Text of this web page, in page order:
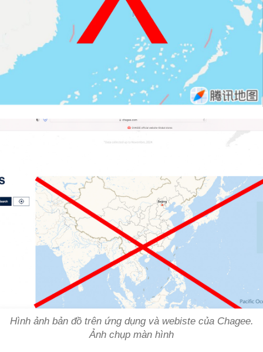
Hình ảnh bản đồ trên ứng dụng và webiste của Chagee.
Ảnh chụp màn hình